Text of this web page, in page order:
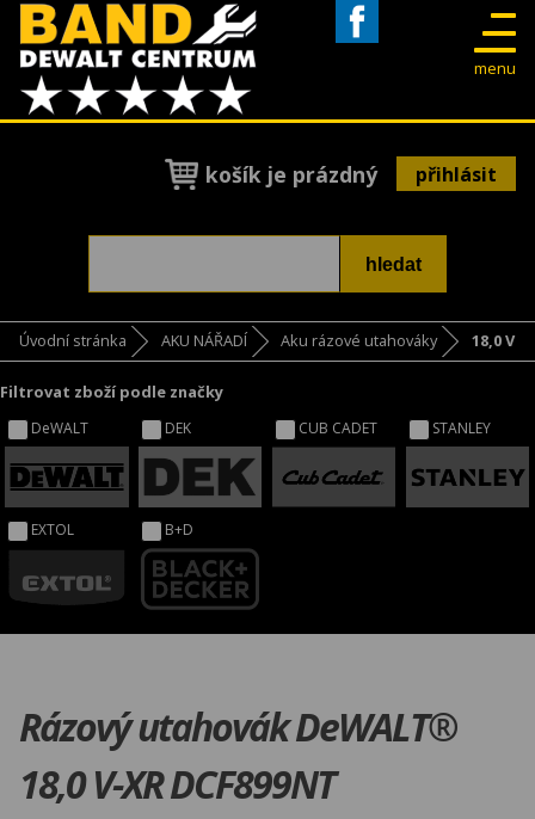
menu
košík je prázdný přihlásit
Úvodní stránka AKU NÁŘADÍ Aku rázové utahováky 18,0 V
Filtrovat zboží podle značky
DeWALT DEK CUB CADET STANLEY
EXTOL B+D
Rázový utahovák DeWALT®
18,0 V-XR DCF899NT